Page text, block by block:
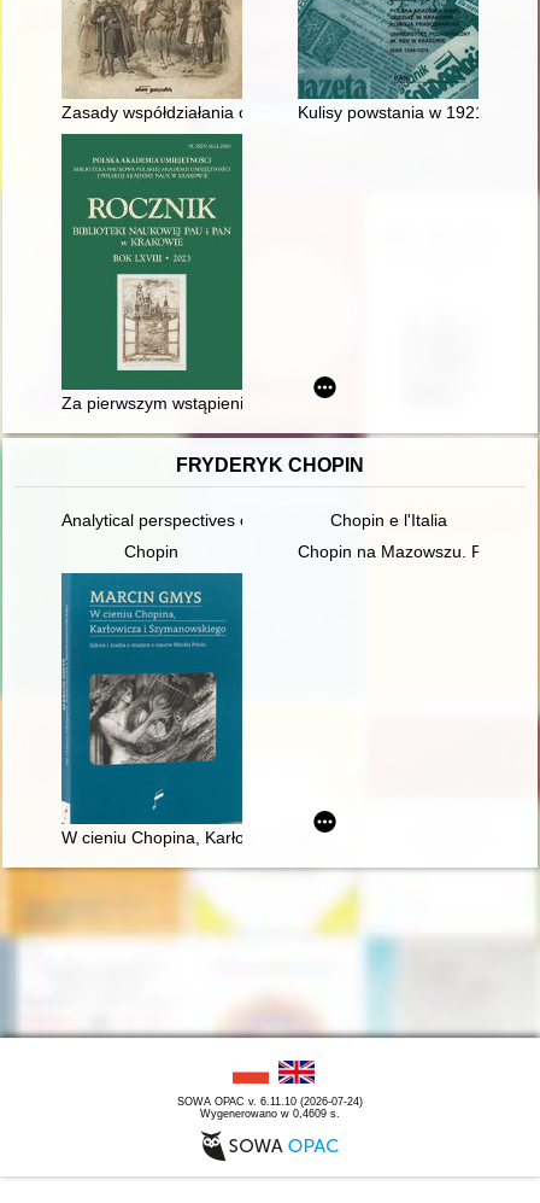
Zasady współdziałania operacyjnego sił morskich Układu
Kulisy powstania w 1921 r.
Za pierwszym wstąpieniem ucałowałem ziemię egipską" :
FRYDERYK CHOPIN
Analytical perspectives on the music of Chopin
Chopin e l'Italia
Chopin
Chopin na Mazowszu.
W cieniu Chopina, Karłowicza i Szymanowskiego : szkice i
SOWA OPAC v. 6.11.10 (2026-07-24)
Wygenerowano w 0,4609 s.